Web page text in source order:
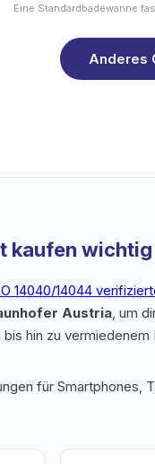
Eine Standardbadewanne
Anderes
kaufen
14040/14044
Austria, um
hin zu
für Smartphones,